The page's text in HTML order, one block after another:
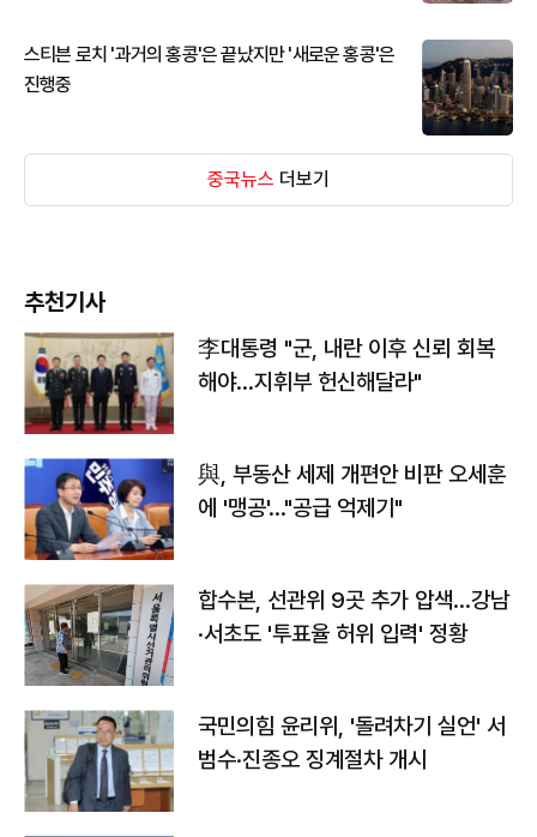
스티븐 로치 '과거의 홍콩'은 끝났지만 '새로운 홍콩'은
진행중
중국뉴스 더보기
추천기사
李대통령 "군, 내란 이후 신뢰 회복
해야…지휘부 헌신해달라"
與, 부동산 세제 개편안 비판 오세훈
에 '맹공'…"공급 억제기"
합수본, 선관위 9곳 추가 압색…강남
·서초도 '투표율 허위 입력' 정황
국민의힘 윤리위, '돌려차기 실언' 서
범수·진종오 징계절차 개시